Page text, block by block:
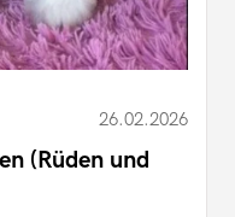
26.02.2026
(Rüden und